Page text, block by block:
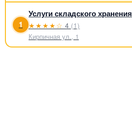
1
Услуги складского хранения
★★★★☆ 4 (1)
Кирпичная ул., 1